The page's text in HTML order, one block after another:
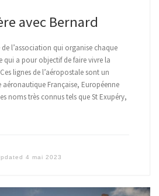
avec Bernard
l’association qui organise chaque
qui a pour objectif de faire vivre la
lignes de l’aéropostale sont un
Française, Européenne
noms très connus tels que St Exupéry,
4 mai 2023